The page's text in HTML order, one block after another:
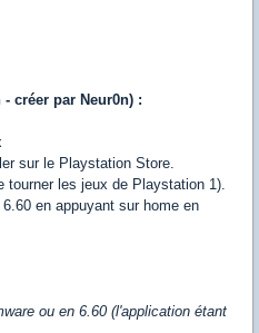
créer par Neur0n) :
sur le Playstation Store.
tourner les jeux de Playstation 1).
en appuyant sur home en
ou en 6.60 (l'application étant